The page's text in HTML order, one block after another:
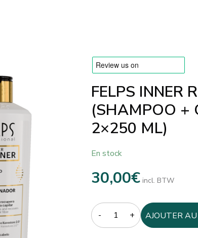
FELPS INNER
(SHAMPOO +
2×250 ML)
En stock
30,00€ incl. BTW
Quantity
AJOUTER